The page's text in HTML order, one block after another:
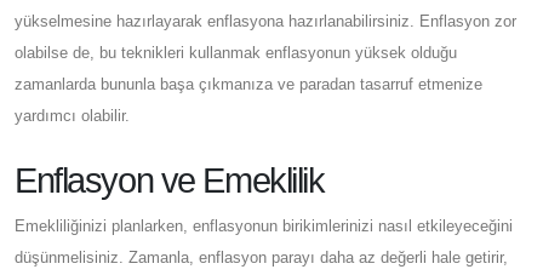
yükselmesine hazırlayarak enflasyona hazırlanabilirsiniz. Enflasyon zor
olabilse de, bu teknikleri kullanmak enflasyonun yüksek olduğu
zamanlarda bununla başa çıkmanıza ve paradan tasarruf etmenize
yardımcı olabilir.
Enflasyon ve Emeklilik
Emekliliğinizi planlarken, enflasyonun birikimlerinizi nasıl etkileyeceğini
düşünmelisiniz. Zamanla, enflasyon parayı daha az değerli hale getirir,